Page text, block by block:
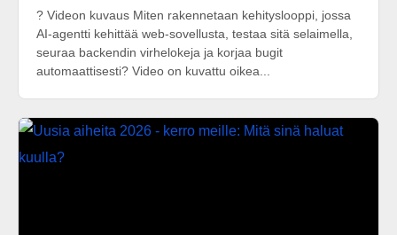
? Videon kuvaus Miten rakennetaan kehityslooppi, jossa
AI-agentti kehittää web-sovellusta, testaa sitä selaimella,
seuraa backendin virhelokeja ja korjaa bugit
automaattisesti? Video on kuvattu oikea...